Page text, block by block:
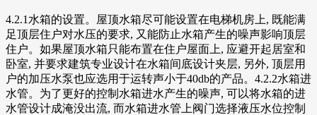
4.2.1水箱的设置。屋顶水箱尽可能设置在电梯机房上, 既能满
足顶层住户对水压的要求, 又能防止水箱产生的噪声影响顶层
住户。如果屋顶水箱只能布置在住户屋面上, 应避开起居室和
卧室, 并要求建筑专业设计在水箱间底设计夹层, 另外, 顶层用
户的加压水泵也应选用于运转声小于40db的产品。4.2.2水箱进
水管。为了更好的控制水箱进水产生的噪声, 可以将水箱的进
水管设计成淹没出流, 而水箱进水管上阀门选择液压水位控制